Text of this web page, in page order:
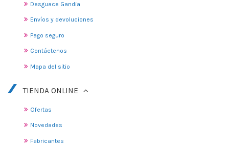
Desguace Gandia
Envíos y devoluciones
Pago seguro
Contáctenos
Mapa del sitio
TIENDA ONLINE
Ofertas
Novedades
Fabricantes